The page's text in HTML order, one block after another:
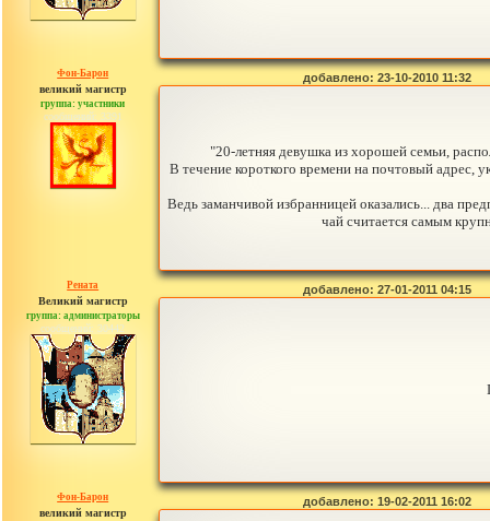
Фон-Барон
великий магистр
группа: участники
сообщений: 3391
добавлено: 23-10-2010 11:32
"20-летняя девушка из хорошей семьи,
В течение короткого времени на почтовый адрес,
Ведь заманчивой избранницей оказались... два
чай считается самым
Рената
Великий магистр
группа: администраторы
сообщений: 30442
добавлено: 27-01-2011 04:15
Фон-Барон
великий магистр
добавлено: 19-02-2011 16:02